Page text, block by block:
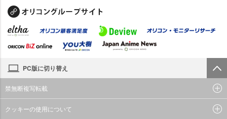
PC版に切り替え
禁無断複写転載
クッキーの使用について